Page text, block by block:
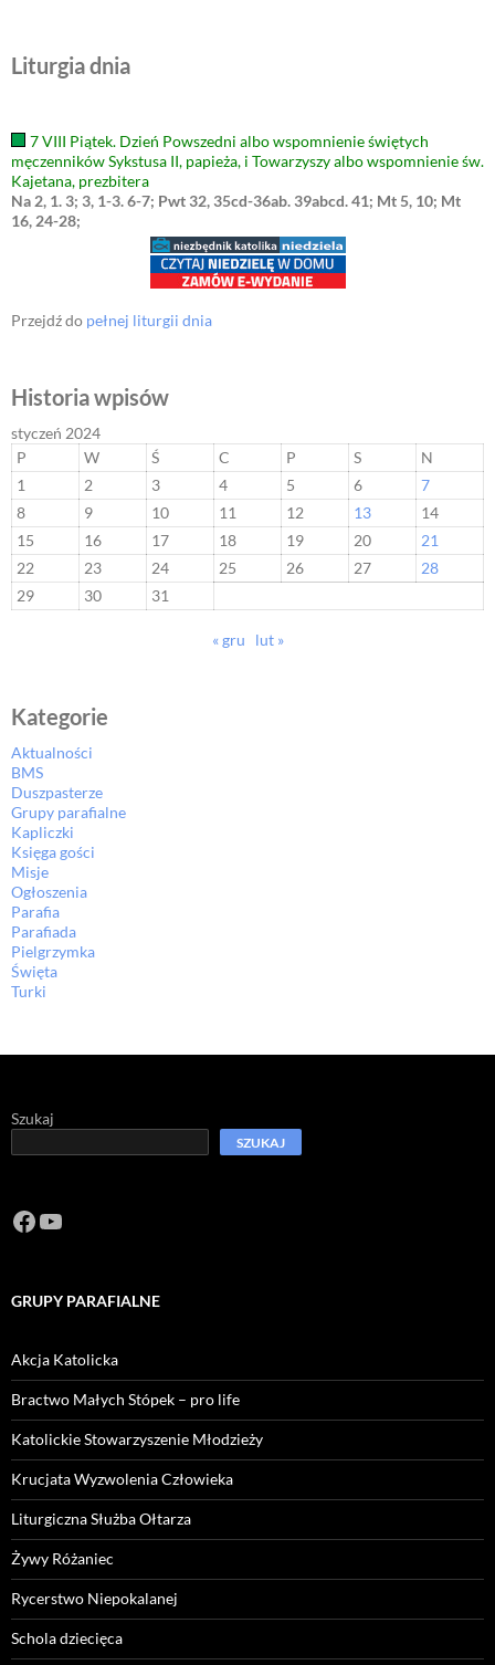
Liturgia dnia
7 VIII Piątek. Dzień Powszedni albo wspomnienie świętych
męczenników Sykstusa II, papieża, i Towarzyszy albo wspomnienie św.
Kajetana, prezbitera
Na 2, 1. 3; 3, 1-3. 6-7; Pwt 32, 35cd-36ab. 39abcd. 41; Mt 5, 10; Mt
16, 24-28;
Przejdź do pełnej liturgii dnia
Historia wpisów
styczeń 2024
P
W Ś C P S
N
1
2 3 4 5 6
7
8
9 10 11 12 13
14
15
16 17 18 19 20
21
22
23 24 25 26 27
28
29
30 31
« gru lut »
Kategorie
Aktualności
BMS
Duszpasterze
Grupy parafialne
Kapliczki
Księga gości
Misje
Ogłoszenia
Parafia
Parafiada
Pielgrzymka
Święta
Turki
Szukaj
SZUKAJ
Facebook
https://www.youtube.com/channel/
GRUPY PARAFIALNE
Akcja Katolicka
Bractwo Małych Stópek – pro life
Katolickie Stowarzyszenie Młodzieży
Krucjata Wyzwolenia Człowieka
Liturgiczna Służba Ołtarza
Żywy Różaniec
Rycerstwo Niepokalanej
Schola dziecięca